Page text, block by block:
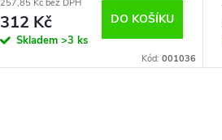
257,85 Kč bez DPH
312 Kč
Skladem >3 ks
DO KOŠÍKU
Kód: 001036